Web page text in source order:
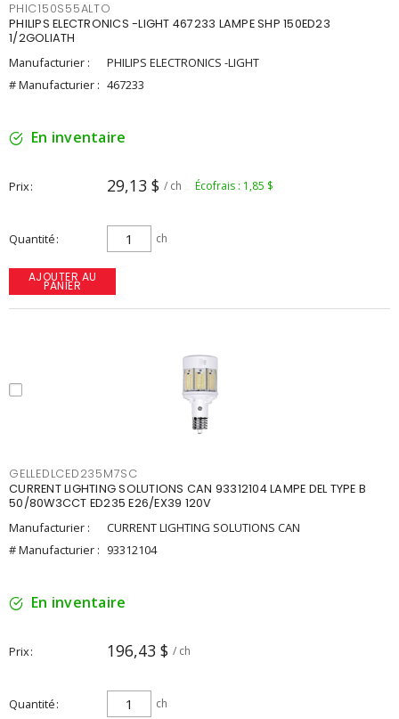
PHIC150S55ALTO
PHILIPS ELECTRONICS -LIGHT 467233 LAMPE SHP 150ED23
1/2GOLIATH
Manufacturier :
PHILIPS ELECTRONICS -LIGHT
# Manufacturier : 467233
En inventaire
Prix 29,13 $ / ch Écofrais : 1,85 $
Quantité ch
AJOUTER AU
PANIER
GELLEDLCED235M7SC
CURRENT LIGHTING SOLUTIONS CAN 93312104 LAMPE DEL TYPE B
50/80W3CCT ED235 E26/EX39 120V
Manufacturier :
CURRENT LIGHTING SOLUTIONS CAN
# Manufacturier : 93312104
En inventaire
Prix 196,43 $ / ch
Quantité ch